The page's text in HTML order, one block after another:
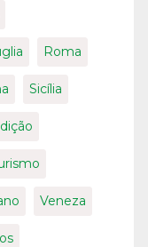
Roma
Sicília
Veneza